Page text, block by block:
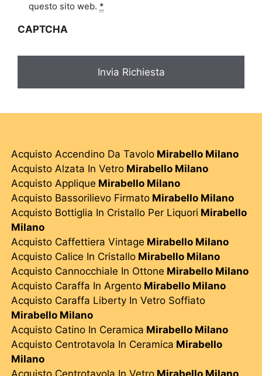
a
y
questo sito web. *
CAPTCHA
Acquisto Accendino Da Tavolo Mirabello Milano
Acquisto Alzata In Vetro Mirabello Milano
Acquisto Applique Mirabello Milano
Acquisto Bassorilievo Firmato Mirabello Milano
Acquisto Bottiglia In Cristallo Per Liquori Mirabello
Milano
Acquisto Caffettiera Vintage Mirabello Milano
Acquisto Calice In Cristallo Mirabello Milano
Acquisto Cannocchiale In Ottone Mirabello Milano
Acquisto Caraffa In Argento Mirabello Milano
Acquisto Caraffa Liberty In Vetro Soffiato
Mirabello Milano
Acquisto Catino In Ceramica Mirabello Milano
Acquisto Centrotavola In Ceramica Mirabello
Milano
Acquisto Centrotavola In Vetro Mirabello Milano